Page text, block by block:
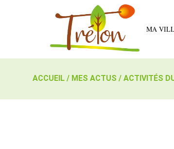
MA
ACCUEIL / MES ACTUS /ACTIVITÉS